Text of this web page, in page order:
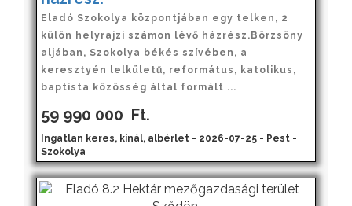
Eladó Szokolya központjában egy telken, 2
külön helyrajzi számon lévő házrész.Börzsöny
aljában, Szokolya békés szívében, a
keresztyén lelkületű, református, katolikus,
baptista közösség által formált ...
59 990 000 Ft.
Ingatlan keres, kínál, albérlet - 2026-07-25 - Pest -
Szokolya